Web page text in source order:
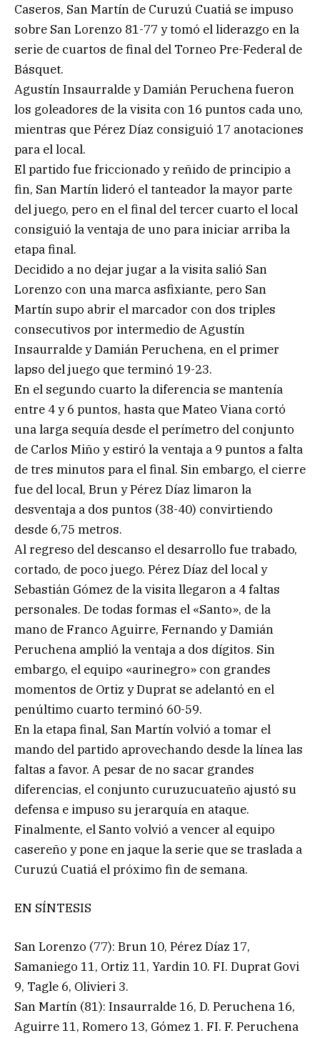
Caseros, San Martín de Curuzú Cuatiá se impuso
sobre San Lorenzo 81-77 y tomó el liderazgo en la
serie de cuartos de final del Torneo Pre-Federal de
Básquet.
Agustín Insaurralde y Damián Peruchena fueron
los goleadores de la visita con 16 puntos cada uno,
mientras que Pérez Díaz consiguió 17 anotaciones
para el local.
El partido fue friccionado y reñido de principio a
fin, San Martín lideró el tanteador la mayor parte
del juego, pero en el final del tercer cuarto el local
consiguió la ventaja de uno para iniciar arriba la
etapa final.
Decidido a no dejar jugar a la visita salió San
Lorenzo con una marca asfixiante, pero San
Martín supo abrir el marcador con dos triples
consecutivos por intermedio de Agustín
Insaurralde y Damián Peruchena, en el primer
lapso del juego que terminó 19-23.
En el segundo cuarto la diferencia se mantenía
entre 4 y 6 puntos, hasta que Mateo Viana cortó
una larga sequía desde el perímetro del conjunto
de Carlos Miño y estiró la ventaja a 9 puntos a falta
de tres minutos para el final. Sin embargo, el cierre
fue del local, Brun y Pérez Díaz limaron la
desventaja a dos puntos (38-40) convirtiendo
desde 6,75 metros.
Al regreso del descanso el desarrollo fue trabado,
cortado, de poco juego. Pérez Díaz del local y
Sebastián Gómez de la visita llegaron a 4 faltas
personales. De todas formas el «Santo», de la
mano de Franco Aguirre, Fernando y Damián
Peruchena amplió la ventaja a dos dígitos. Sin
embargo, el equipo «aurinegro» con grandes
momentos de Ortiz y Duprat se adelantó en el
penúltimo cuarto terminó 60-59.
En la etapa final, San Martín volvió a tomar el
mando del partido aprovechando desde la línea las
faltas a favor. A pesar de no sacar grandes
diferencias, el conjunto curuzucuateño ajustó su
defensa e impuso su jerarquía en ataque.
Finalmente, el Santo volvió a vencer al equipo
casereño y pone en jaque la serie que se traslada a
Curuzú Cuatiá el próximo fin de semana.
EN SÍNTESIS
San Lorenzo (77): Brun 10, Pérez Díaz 17,
Samaniego 11, Ortiz 11, Yardin 10. FI. Duprat Govi
9, Tagle 6, Olivieri 3.
San Martín (81): Insaurralde 16, D. Peruchena 16,
Aguirre 11, Romero 13, Gómez 1. FI. F. Peruchena